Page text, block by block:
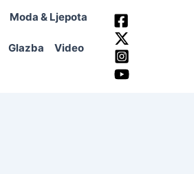
Moda & Ljepota
Glazba Video